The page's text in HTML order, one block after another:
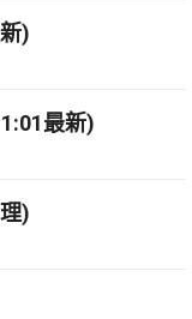
)
最新)
)